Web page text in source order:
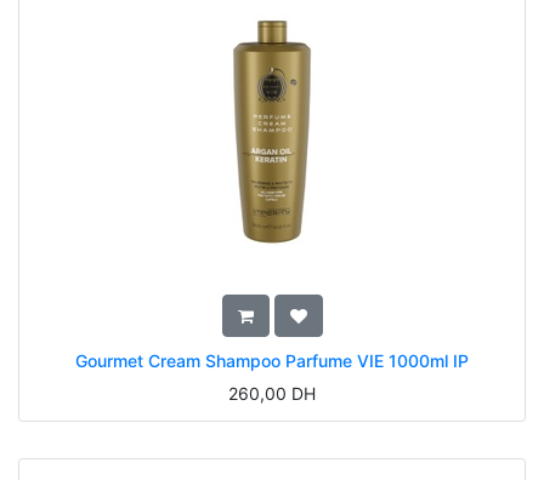
Gourmet Cream Shampoo Parfume VIE 1000ml IP
260,00 DH